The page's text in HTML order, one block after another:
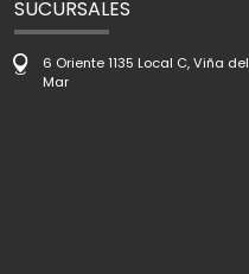
SUCURSALES
6 Oriente 1135 Local C, Viña del
Mar